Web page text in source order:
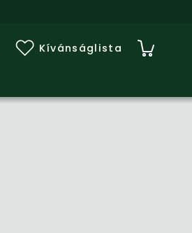
Kívánságlista